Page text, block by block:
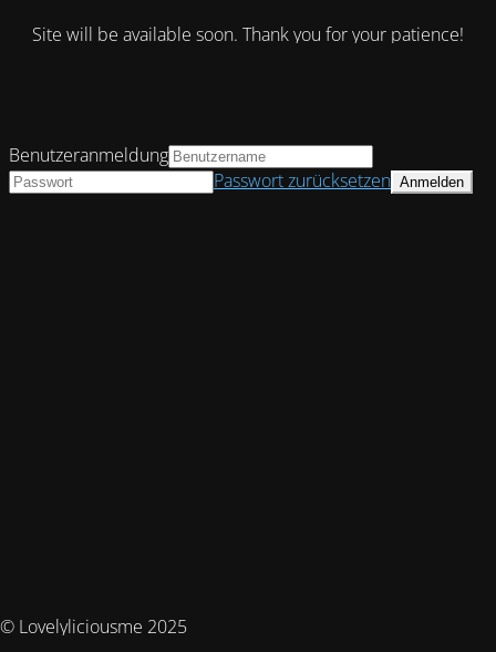
Site will be available soon. Thank you for your patience!
© Lovelyliciousme 2025
Benutzeranmeldung
Passwort zurücksetzen